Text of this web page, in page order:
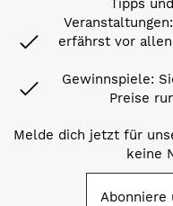
erfährst vor
Gewinnspiele:
Preise
Melde dich jetzt für
keine
Abonniere